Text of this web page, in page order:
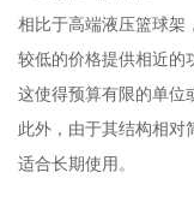
相比于高端液压篮球架
较低的价格提供相近的
这使得预算有限的单位
此外，由于其结构相对
适合长期使用。